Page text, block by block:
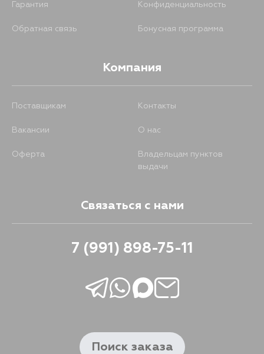
Гарантия Конфиденциальность
Обратная связь Бонусная программа
Компания
Поставщикам Контакты
Вакансии О нас
Оферта
Владельцам пунктов
выдачи
Связаться с нами
7 (991) 898-75-11
Поиск заказа